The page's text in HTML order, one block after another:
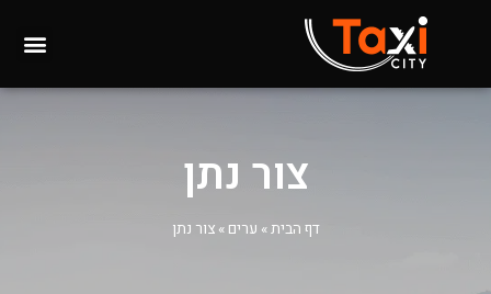
צור נתן
דף הבית» ערים »צור נתן